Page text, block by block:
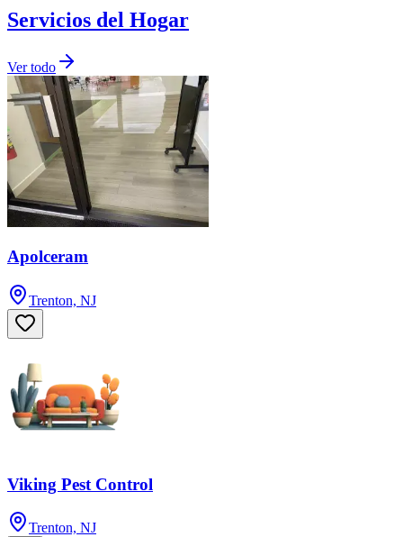
Servicios del Hogar
Ver todo
Apolceram
Trenton, NJ
Viking Pest Control
Trenton, NJ